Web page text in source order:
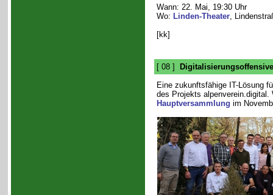
Wann: 22. Mai, 19:30 Uhr
Wo: Linden-Theater,
[kk]
[ 08 ]
Eine zukunftsfähige IT-Lösung
des Projekts
Hauptversammlung im